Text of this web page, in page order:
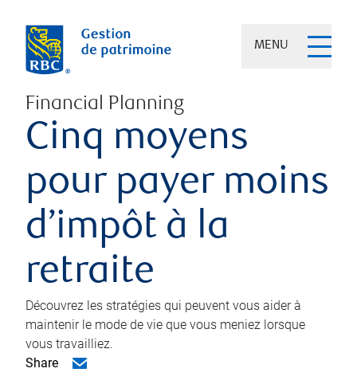
MENU
Financial Planning
Cinq moyens
pour payer moins
d’impôt à la
retraite
Découvrez les stratégies qui peuvent vous aider à
maintenir le mode de vie que vous meniez lorsque
vous travailliez.
Share